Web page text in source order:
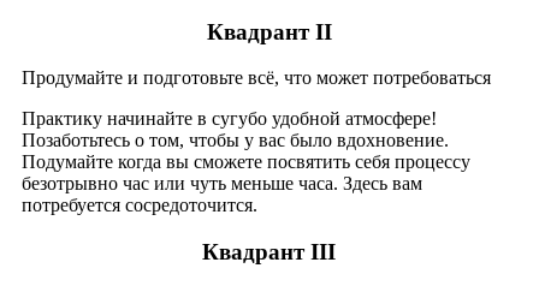
Квадрант II
Продумайте и подготовьте всё, что может потребоваться
Практику начинайте в сугубо удобной атмосфере!
Позаботьтесь о том, чтобы у вас было вдохновение.
Подумайте когда вы сможете посвятить себя процессу
безотрывно час или чуть меньше часа. Здесь вам
потребуется сосредоточится.
Квадрант III